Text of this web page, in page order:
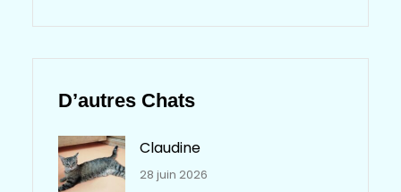
D’autres Chats
Claudine
28 juin 2026